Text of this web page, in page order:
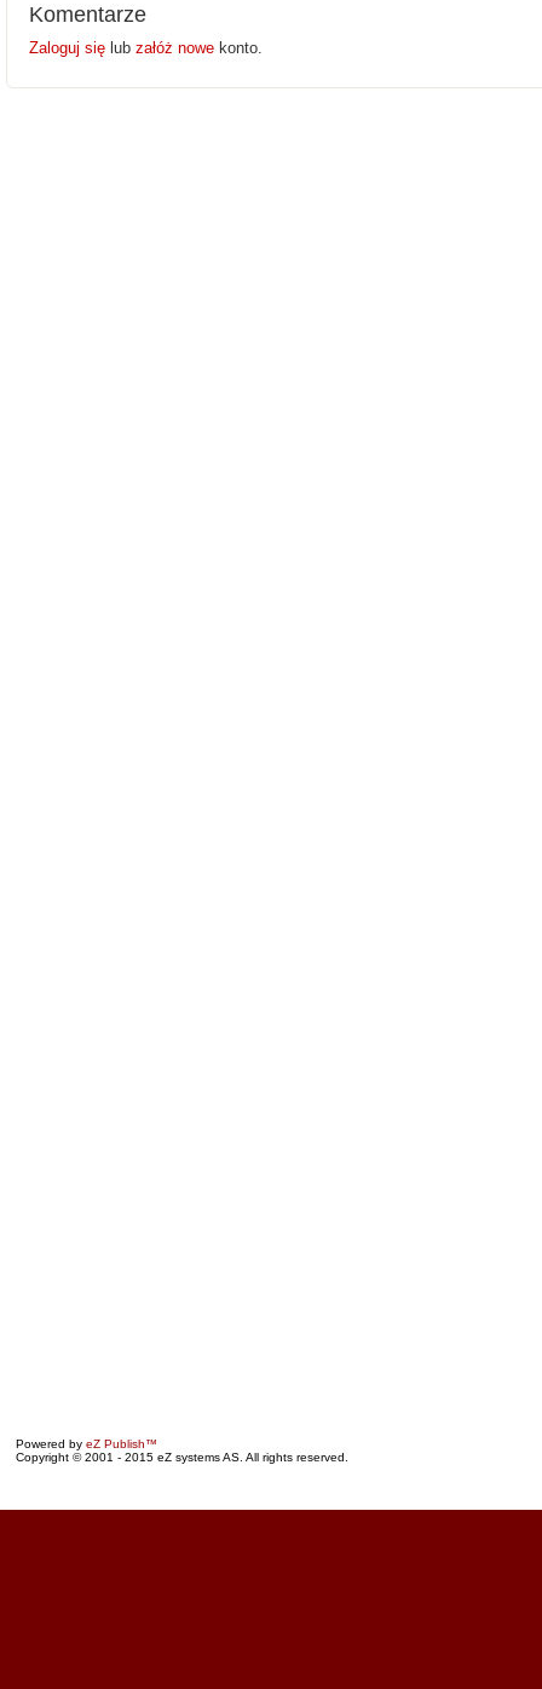
Komentarze
Zaloguj się lub załóż nowe konto.
Powered by eZ Publish™
Copyright © 2001 - 2015 eZ systems AS. All rights reserved.